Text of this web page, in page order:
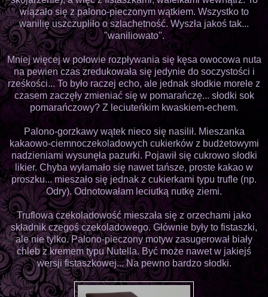
wiązało się z palono-pieczonym wątkiem. Wszystko to
wanilię uszczupliło o szlachetność. Wyszła jakoś tak...
"waniliowato".
Mniej więcej w połowie rozpływania się kęsa owocowa nuta
na pewien czas zredukowała się jedynie do soczystości i
rześkości... To było raczej echo, ale jednak słodkie morele z
czasem zaczęły zmieniać się w pomarańczę... słodki sok
pomarańczowy? Z leciuteńkim kwaskiem-echem.
Palono-gorzkawy wątek nieco się nasilił. Mieszanka
kakaowo-ciemnoczekoladowych cukierków z budżetowymi
nadzieniami wysunęła pazurki. Pojawił się cukrowo słodki
likier. Chyba wyłamało się nawet tańsze, proste kakao w
proszku... mieszało się jednak z cukierkami typu trufle (np.
Odry). Odnotowałam leciutką nutkę ziemi.
Truflowa czekoladowość mieszała się z orzechami jako
składnik czegoś czekoladowego. Głównie były to fistaszki,
ale nie tylko. Palono-pieczony motyw zasugerował biały
chleb z kremem typu Nutella. Być może nawet w jakiejś
wersji fistaszkowej... Na pewno bardzo słodki.